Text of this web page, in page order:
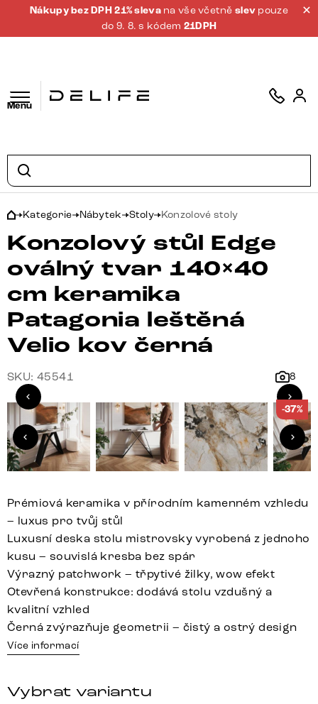
Nákupy bez DPH 21% sleva na vše včetněslev pouze
do 9. 8. s kódem 21DPH
Menu
Kategorie Nábytek Stoly Konzolové stoly
Konzolový stůl Edge
oválný tvar 140×40
cm keramika
Patagonia leštěná
Velio kov černá
SKU: 45541 8
-37%
Prémiová keramika v přírodním kamenném vzhledu
– luxus pro tvůj stůl
Luxusní deska stolu mistrovsky vyrobená z jednoho
kusu – souvislá kresba bez spár
Výrazný patchwork – třpytivé žilky, wow efekt
Otevřená konstrukce: dodává stolu vzdušný a
kvalitní vzhled
Černá zvýrazňuje geometrii – čistý a ostrý design
Více informací
Vybrat variantu